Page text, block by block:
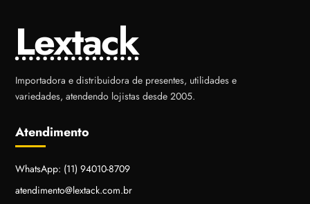
Atendimento
WhatsApp: (11) 94010-8709
atendimento@lextack.com.br
Lextack
Importadora e distribuidora de presentes, utilidades e
variedades, atendendo lojistas desde 2005.